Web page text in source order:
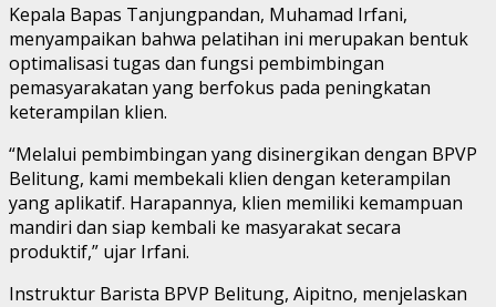
Kepala Bapas Tanjungpandan, Muhamad Irfani,
menyampaikan bahwa pelatihan ini merupakan bentuk
optimalisasi tugas dan fungsi pembimbingan
pemasyarakatan yang berfokus pada peningkatan
keterampilan klien.
“Melalui pembimbingan yang disinergikan dengan BPVP
Belitung, kami membekali klien dengan keterampilan
yang aplikatif. Harapannya, klien memiliki kemampuan
mandiri dan siap kembali ke masyarakat secara
produktif,” ujar Irfani.
Instruktur Barista BPVP Belitung, Aipitno, menjelaskan